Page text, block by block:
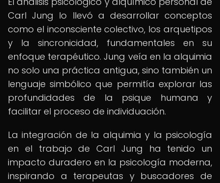
Carl Jung lo llevó a desarrollar conceptos
como el inconsciente colectivo, los arquetipos
y la sincronicidad, fundamentales en su
enfoque terapéutico. Jung veía en la alquimia
no solo una práctica antigua, sino también un
lenguaje simbólico que permitía explorar las
profundidades de la psique humana y
facilitar el proceso de individuación.
La integración de la alquimia y la psicología
en el trabajo de Carl Jung ha tenido un
impacto duradero en la psicología moderna,
inspirando a terapeutas y buscadores de